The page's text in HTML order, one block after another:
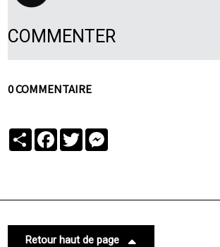
COMMENTER
0 COMMENTAIRE
PartagerFacebook
Twitter
Retour haut de page